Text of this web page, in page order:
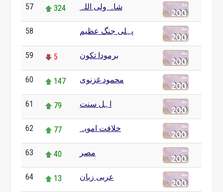
57 324 شاہ ولی اللہ
58 پہلی جنگ عظیم
59 5 برمودا تکون
60 147 محمود غزنوی
61 79 اہل سنت
62 77 خلافت امویہ
63 40 مصر
64 13 عربی زبان